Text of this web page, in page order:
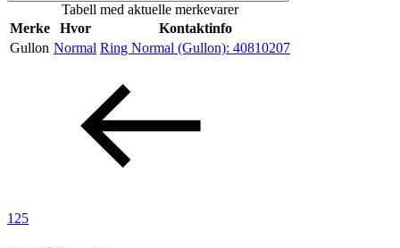
Inspirasjon
Tabell med aktuelle merkevarer
Merke
Hvor
Kontaktinfo
Gullon Normal Ring Normal (Gullon): 40810207
125